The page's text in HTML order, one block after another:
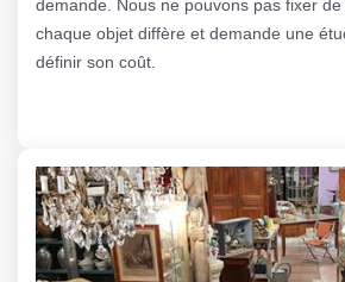
demande. Nous ne pouvons pas fixer
chaque objet diffère et demande une
définir son coût.